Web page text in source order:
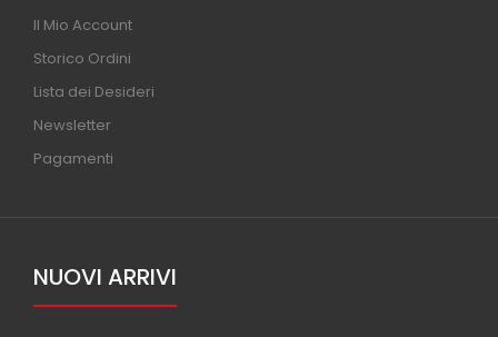
Il Mio Account
Storico Ordini
Lista dei Desideri
Newsletter
Pagamenti
NUOVI ARRIVI